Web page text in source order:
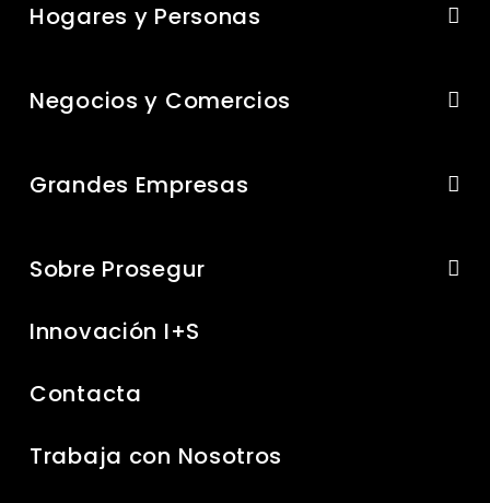
Hogares y Personas
Negocios y Comercios
Grandes Empresas
Sobre Prosegur
Innovación I+S
Contacta
Trabaja con Nosotros